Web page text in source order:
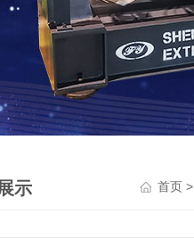
示 首页 >